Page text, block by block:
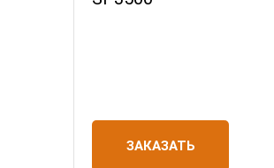
ЗАКАЗАТЬ